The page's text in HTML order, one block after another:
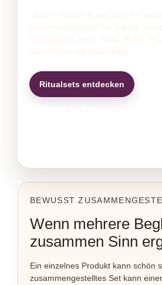
Ritualsets entdecken
BEWUSST
Wenn mehrere
zusammen Sinn
Ein einzelnes Produkt kann schön
zusammengestelltes Set kann